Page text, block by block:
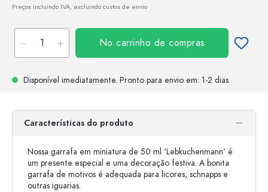
Preços incluindo IVA, excluindo custos de envio
No carrinho de compras
Disponível imediatamente. Pronto para envio em: 1-2 dias
Características do produto
Nossa garrafa em miniatura de 50 ml 'Lebkuchenmann' é
um presente especial e uma decoração festiva. A bonita
garrafa de motivos é adequada para licores, schnapps e
outras iguarias.